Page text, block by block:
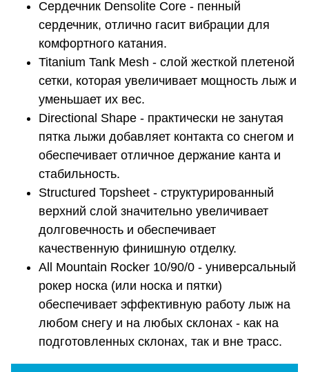
Сердечник Densolite Core - пенный
сердечник, отлично гасит вибрации для
комфортного катания.
Titanium Tank Mesh - слой жесткой плетеной
сетки, которая увеличивает мощность лыж и
уменьшает их вес.
Directional Shape - практически не занутая
пятка лыжи добавляет контакта со снегом и
обеспечивает отличное держание канта и
стабильность.
Structured Topsheet - структурированный
верхний слой значительно увеличивает
долговечность и обеспечивает
качественную финишную отделку.
All Mountain Rocker 10/90/0 - универсальный
рокер носка (или носка и пятки)
обеспечивает эффективную работу лыж на
любом снегу и на любых склонах - как на
подготовленных склонах, так и вне трасс.